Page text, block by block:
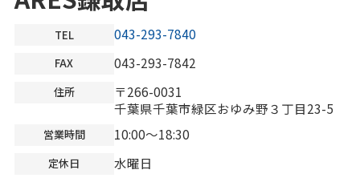
TEL 043-293-7840
FAX 043-293-7842
住所
〒266-0031
千葉県千葉市緑区おゆみ野３丁目23-5
営業時間 10:00～18:30
定休日 水曜日